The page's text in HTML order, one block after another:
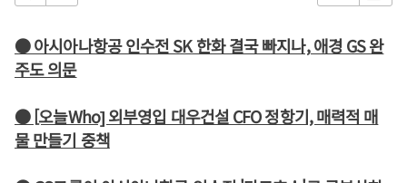
● 아시아나항공 인수전 SK 한화 결국 빠지나, 애경 GS 완
주도 의문
● [오늘Who] 외부영입 대우건설 CFO 정항기, 매력적 매
물 만들기 중책